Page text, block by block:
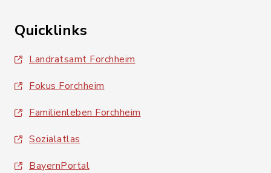
Quicklinks
Landratsamt Forchheim
Fokus Forchheim
Familienleben Forchheim
Sozialatlas
BayernPortal